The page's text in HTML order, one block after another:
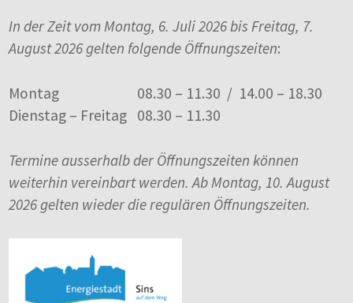
In der Zeit vom Montag, 6. Juli 2026 bis Freitag, 7.
August 2026 gelten folgende Öffnungszeiten:
Montag
08.30 – 11.30 / 14.00 – 18.30
Dienstag – Freitag 08.30 – 11.30
Termine ausserhalb der Öffnungszeiten können
weiterhin vereinbart werden. Ab Montag, 10. August
2026 gelten wieder die regulären Öffnungszeiten.